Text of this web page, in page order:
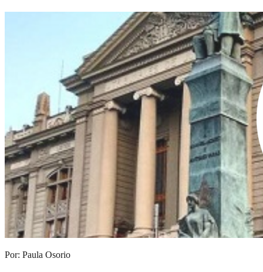
Por: Paula Osorio